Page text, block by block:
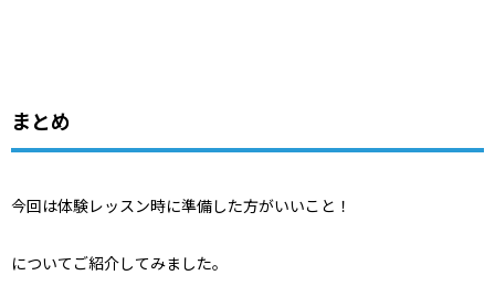
まとめ
今回は体験レッスン時に準備した方がいいこと！
についてご紹介してみました。